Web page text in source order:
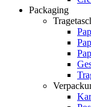
Packaging